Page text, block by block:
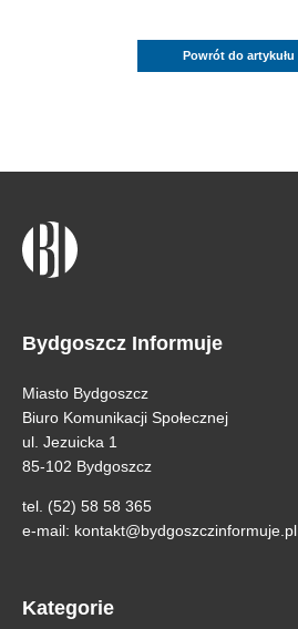
Powrót do artykułu
Bydgoszcz Informuje
Miasto Bydgoszcz
Biuro Komunikacji Społecznej
ul. Jezuicka 1
85-102 Bydgoszcz
tel. (52) 58 58 365
e-mail: kontakt@bydgoszczinformuje.pl
Kategorie